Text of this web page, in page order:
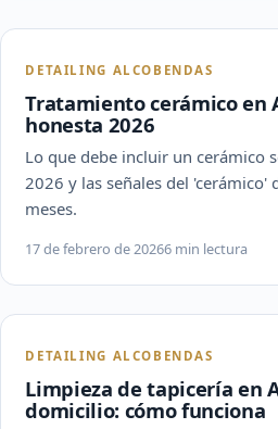
DETAILING ALCOBENDAS
Tratamiento cerámico en
honesta 2026
Lo que debe incluir un cerámico
2026 y las señales del 'cerámico'
meses.
17 de febrero de 20266 min lectura
DETAILING ALCOBENDAS
Limpieza de tapicería en
domicilio: cómo funciona